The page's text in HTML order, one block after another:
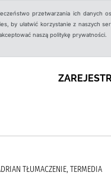
przetwarzania ich danych
by ułatwić korzystanie z naszych
naszą politykę prywatności.
TŁUMACZENIE, TERMEDIA